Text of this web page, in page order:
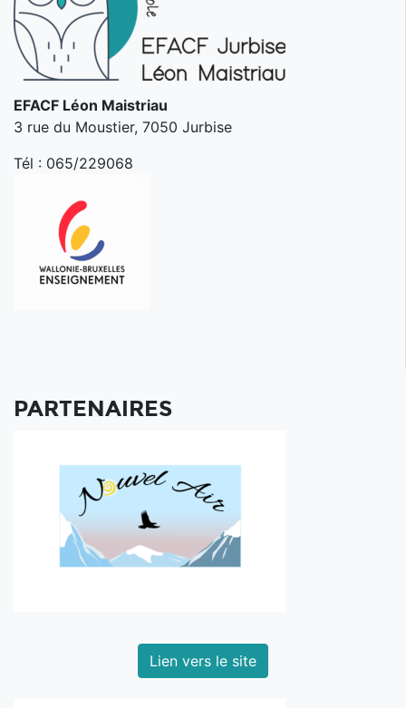
EFACF Léon Maistriau
3 rue du Moustier, 7050 Jurbise
Tél : 065/229068
PARTENAIRES
Lien vers le site